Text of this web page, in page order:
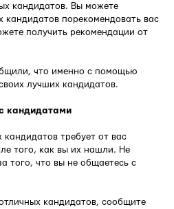
кандидатов. Вы можете
кандидатов порекомендовать вас
получить рекомендации от
что именно с помощью
лучших кандидатов.
кандидатами
требует от вас
того, как вы их нашли. Не
того, что вы не общаетесь с
кандидатов, сообщите